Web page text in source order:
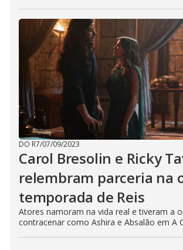
DO R7/07/09/2023
Carol Bresolin e Ricky
relembram parceria na
temporada de Reis
Atores namoram na vida real e tiveram a
contracenar como Ashira e Absalão em A